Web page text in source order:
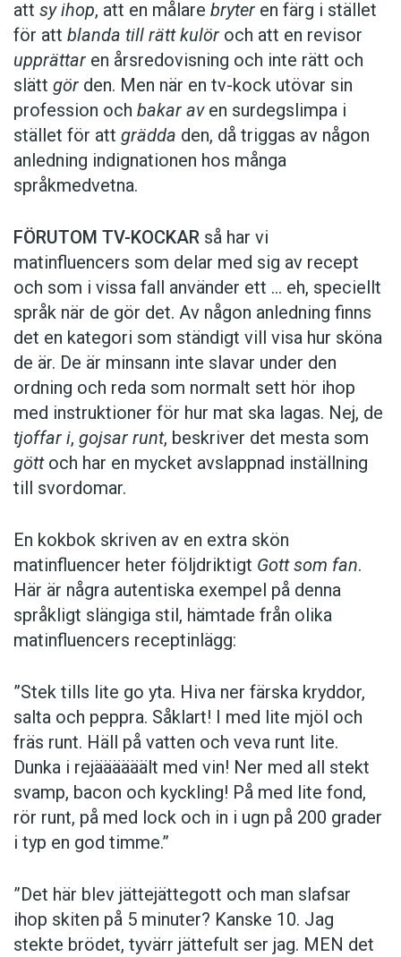
att sy ihop, att en målare bryter en färg i stället
för att blanda till rätt kulör och att en revisor
upprättar en årsredovisning och inte rätt och
slätt gör den. Men när en tv-kock utövar sin
profession och bakar aven surdegslimpa i
stället för att grädda den, då triggas av någon
anledning indignationen hos många
språkmedvetna.
FÖRUTOM TV-KOCKAR så har vi
matinfluencers som delar med sig av recept
och som i vissa fall ­använder ett … eh, speciellt
språk när de gör det. Av någon anledning finns
det en kategori som ständigt vill visa hur sköna
de är. De är minsann inte slavar under den
ordning och reda som normalt sett hör ihop
med instruktioner för hur mat ska lagas. Nej, de
tjoffar i, gojsar runt, beskriver det mesta som
göttoch har en mycket avslappnad inställning
till svordomar.
En kokbok ­skriven av en extra skön
matinfluencer heter följd­riktigt Gott som fan.
Här är några autentiska ­exempel på denna
språkligt slängiga stil, ­hämtade från olika
matinfluencers receptinlägg:
”Stek tills lite go yta. Hiva ner färska kryddor,
salta och peppra. Såklart! I med lite mjöl och
fräs runt. Häll på vatten och veva runt lite.
Dunka i rejäääääält med vin! Ner med all stekt
svamp, bacon och kyckling! På med lite fond,
rör runt, på med lock och in i ugn på 200 grader
i typ en god timme.”
”Det här blev jättejättegott och man slafsar
ihop skiten på 5 minuter? Kanske 10. Jag
stekte brödet, tyvärr jättefult ser jag. MEN det